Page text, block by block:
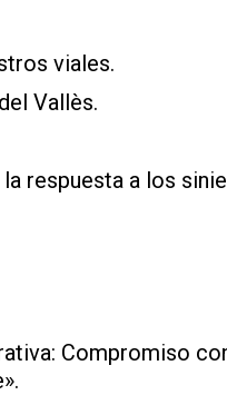
viales.
Vallès.
la respuesta a los
Compromiso